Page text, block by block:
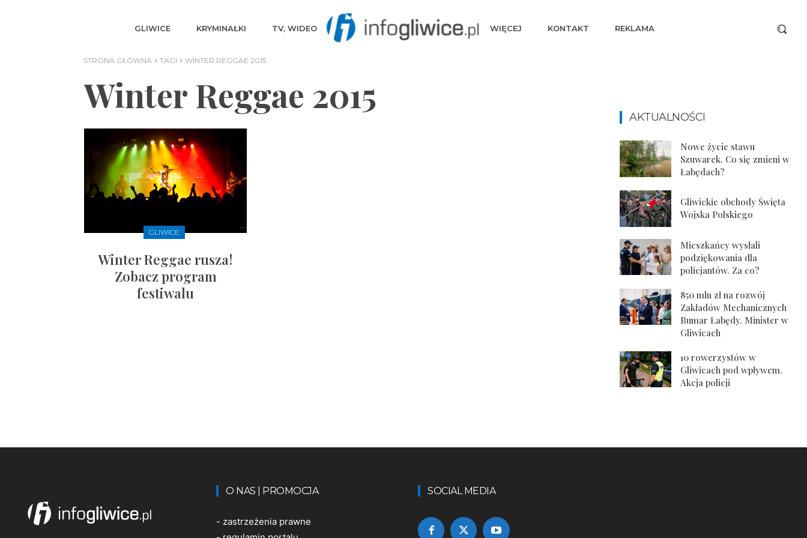
GLIWICE KRYMINAŁKI TV, WIDEO WIĘCEJ KONTAKT REKLAMA
STRONA GŁÓWNA TAGI WINTER REGGAE 2015
Winter Reggae 2015
GLIWICE
Winter Reggae rusza!
Zobacz program
festiwalu
AKTUALNOŚCI
Nowe życie stawu
Szuwarek. Co się zmieni w
Łabędach?
Gliwickie obchody Święta
Wojska Polskiego
Mieszkańcy wysłali
podziękowania dla
policjantów. Za co?
850 mln zł na rozwój
Zakładów Mechanicznych
Bumar Łabędy. Minister w
Gliwicach
10 rowerzystów w
Gliwicach pod wpływem.
Akcja policji
O NAS | PROMOCJA
- zastrzeżenia prawne
SOCIAL MEDIA